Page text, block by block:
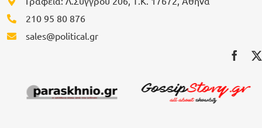
210 95 80 876
sales@political.gr